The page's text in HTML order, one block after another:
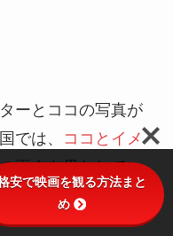
ーとココの写真が
では、
ココとイメ
再会を果たしてい
安で映画を観る方法まと
め